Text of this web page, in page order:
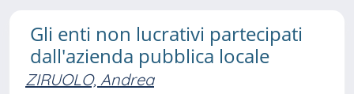
Gli enti non lucrativi partecipati
dall'azienda pubblica locale
ZIRUOLO, Andrea